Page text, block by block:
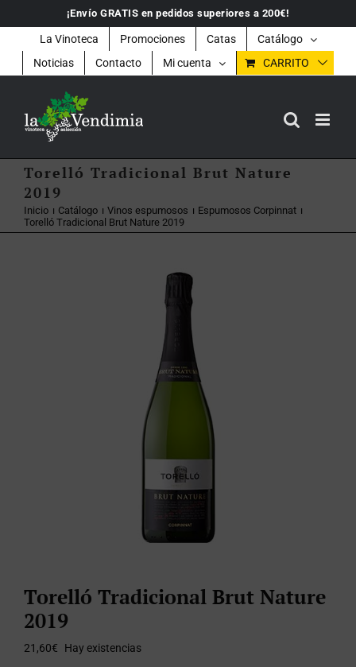
contenido
¡Envío GRATIS en pedidos superiores a 200€!
La Vinoteca Promociones Catas
Catálogo
Noticias
Contacto Mi cuenta CARRITO
Torelló Tradicional Brut Nature
2019
Inicio Catálogo Vinos espumosos
Espumosos Corpinnat
Torelló Tradicional Brut Nature 2019
Torelló Tradicional Brut Nature
2019
21,60€
Hay existencias